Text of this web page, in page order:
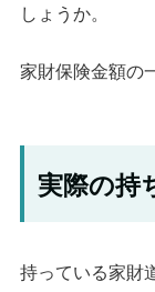
しょうか。
家財保険金額の
実際の持
持っている家財